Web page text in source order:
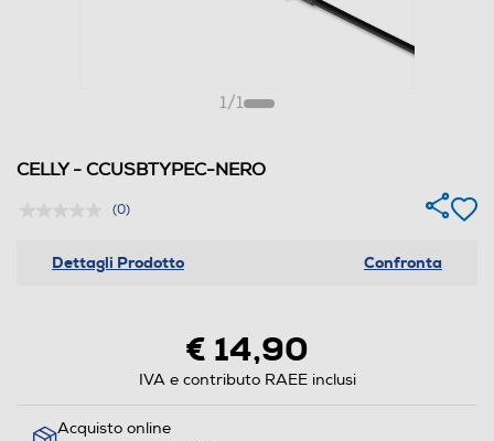
1/1
CELLY - CCUSBTYPEC-NERO
(0)
Dettagli Prodotto Confronta
€ 14,90
IVA e contributo RAEE inclusi
Acquisto online